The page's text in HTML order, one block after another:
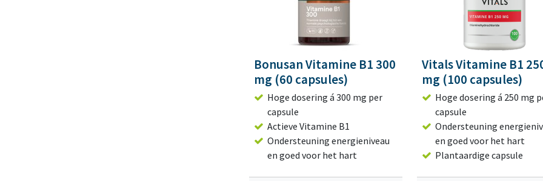
Bonusan Vitamine B1 300
mg (60 capsules)
Hoge dosering á 300 mg per
capsule
Actieve Vitamine B1
Ondersteuning energieniveau
en goed voor het hart
Vitals Vitamine B1
mg (100 capsules)
Hoge dosering á 250 mg
capsule
Ondersteuning
en goed voor het hart
Plantaardige capsule